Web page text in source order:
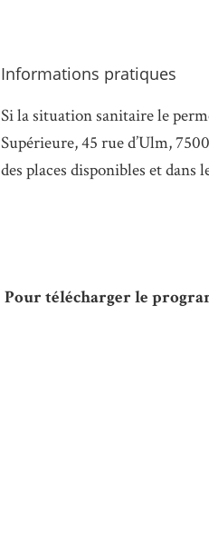
Informations pratiques
Si la situation sanitaire le
Supérieure, 45 rue d’Ulm,
des places disponibles et dans
Pour télécharger le